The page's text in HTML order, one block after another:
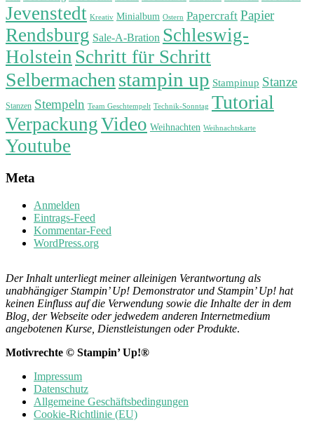
Jevenstedt Kreativ Minialbum Ostern Papercraft Papier
Rendsburg Sale-A-Bration Schleswig-
Holstein Schritt für Schritt
Selbermachenstampin up Stampinup Stanze
Stanzen Stempeln Team Geschtempelt Technik-Sonntag Tutorial
VerpackungVideo Weihnachten Weihnachtskarte
Youtube
Meta
Anmelden
Eintrags-Feed
Kommentar-Feed
WordPress.org
Der Inhalt unterliegt meiner alleinigen Verantwortung als
unabhängiger Stampin’ Up! Demonstrator und Stampin’ Up! hat
keinen Einfluss auf die Verwendung sowie die Inhalte der in dem
Blog, der Webseite oder jedwedem anderen Internetmedium
angebotenen Kurse, Dienstleistungen oder Produkte.
Motivrechte © Stampin’ Up!®
Impressum
Datenschutz
Allgemeine Geschäftsbedingungen
Cookie-Richtlinie (EU)